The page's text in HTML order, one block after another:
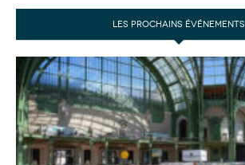
LES PROCHAINS ÉVÉNEMENTS